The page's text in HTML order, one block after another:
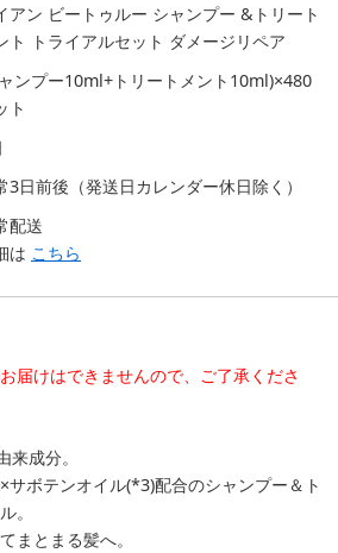
アン ビートゥルー シャンプー &トリート
ト トライアルセット ダメージリペア
ンプー10ml+トリートメント10ml)×480
ト
3日前後（発送日カレンダー休日除く）
配送
は こちら
届けはできませんので、ご了承くださ
成分。
ボテンオイル(*3)配合のシャンプー＆ト
。
まとまる髪へ。